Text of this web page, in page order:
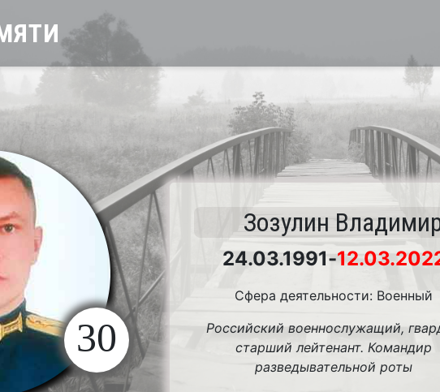
30
Зозулин
24.03.1991-
Сфера деятельности: Военный
Российский военнослужащий,
старший лейтенант. Командир
разведывательной роты